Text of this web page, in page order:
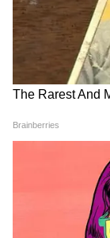
उतना कम नहीं
करते हैं।" इसके
और प्रीमियम
बिल लगातार
इंटरनेट पर
जैसे ही यह
यूजर्स दो
देखकर स्तब्ध